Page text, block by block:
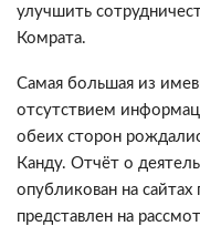
улучшить
Комрата.
Самая большая из
отсутствием
обеих сторон
Канду. Отчёт о
опубликован на
представлен на